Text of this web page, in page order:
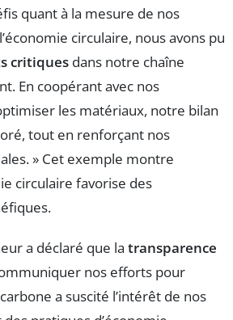
quant à la mesure de nos
circulaire, nous avons pu
critiques dans notre chaîne
En coopérant avec nos
les matériaux, notre bilan
tout en renforçant nos
» Cet exemple montre
circulaire favorise des
a déclaré que la transparence
nos efforts pour
a suscité l’intérêt de nos